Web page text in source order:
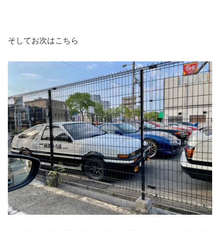
そしてお次はこちら